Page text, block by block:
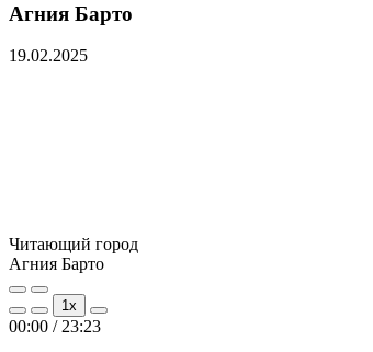
Агния Барто
19.02.2025
Читающий город
Агния Барто
Play
Episode
Pause
Episode
1x
00:00 / 23:23